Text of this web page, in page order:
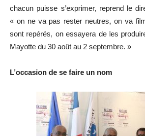
chacun puisse s’exprimer, reprend le
« on ne va pas rester neutres, on va
sont repérés, on essayera de les
Mayotte du 30 août au 2 septembre. »
L’occasion de se faire un nom